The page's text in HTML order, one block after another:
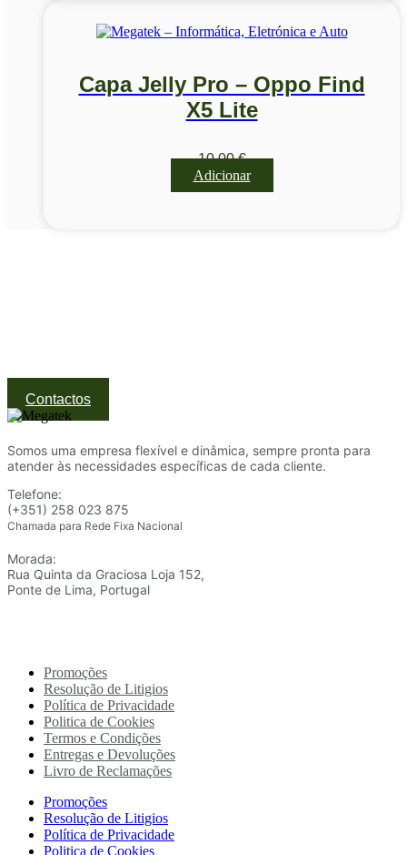
Capa Jelly Pro – Oppo Find
X5 Lite
10,00€
Adicionar
Contactos
Somos uma empresa flexível e dinâmica, sempre pronta para
atender às necessidades específicas de cada cliente.
Telefone:
(+351) 258 023 875
Chamada para Rede Fixa Nacional
Morada:
Rua Quinta da Graciosa Loja 152,
Ponte de Lima, Portugal
Promoções
Resolução de Litigios
Política de Privacidade
Politica de Cookies
Termos e Condições
Entregas e Devoluções
Livro de Reclamações
Promoções
Resolução de Litigios
Política de Privacidade
Politica de Cookies